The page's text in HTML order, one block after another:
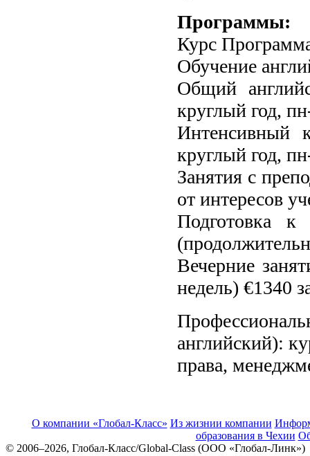
Программы:
Курс
Обучение
Общий
круглый год,
Интенсивный
круглый год,
Занятия c
от интересов
Подготовка
Вечерние
недель) €1340
английский):
права,
О компании «Глобал-Класс» Из жизнии компании
образования в Чехии
© 2006–2026, Глобал-Класс/Global-Class (ООО «Глобал-Линк»)